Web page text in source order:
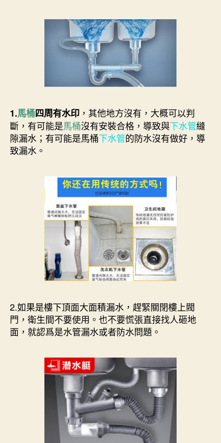
1.馬桶四周有水印 ，其他地方沒有，大概可以判
斷，有可能是馬桶沒有安裝合格，導致與下水管縫
隙漏水；有可能是馬桶下水管的防水沒有做好，導
致漏水。
2.如果是樓下頂面大面積漏水，趕緊關閉樓上閥
門，衛生間不要使用。也不要慌張直接找人砸地
面，就認爲是水管漏水或者防水問題。